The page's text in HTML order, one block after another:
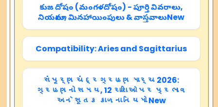
కుజ దోషం (మంగళదోషం) - పూర్తి వివరాలు,
నియమాలు, మినహాయింపులు & వాస్తవాలుNew
Compatibility: Aries and Sagittarius
સંપૂર્ણ ચંદ્રગ્રહણ માર્ચ 2026:
ગ્રહણનો સમય, 12 રાશિઓ પર પ્રભાવ
અને સૂતક કાળના નિયમો New